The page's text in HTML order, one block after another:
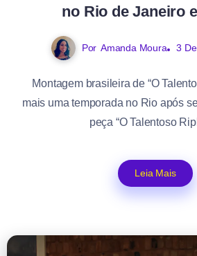
no Rio de Janeiro
Por Amanda Moura 3
Montagem brasileira de “O
mais uma temporada no Rio após
peça “O Talentoso
Leia Mais